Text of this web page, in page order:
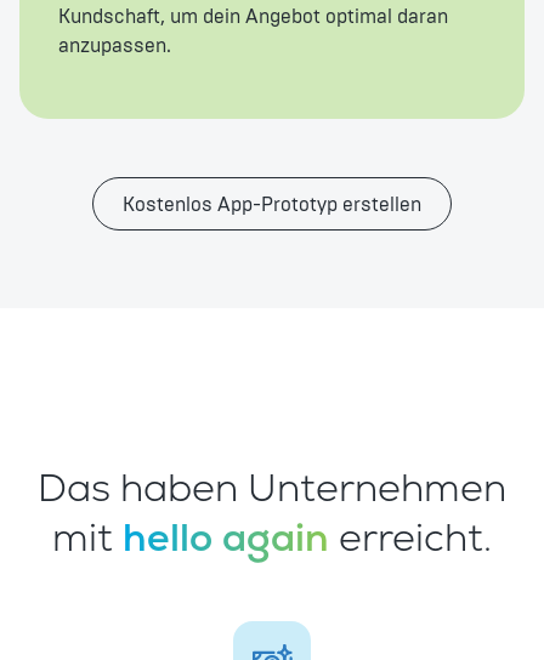
Kundschaft, um dein Angebot optimal daran
anzupassen.
Kostenlos App-Prototyp erstellen
Das haben Unternehmen
mit hello again erreicht.